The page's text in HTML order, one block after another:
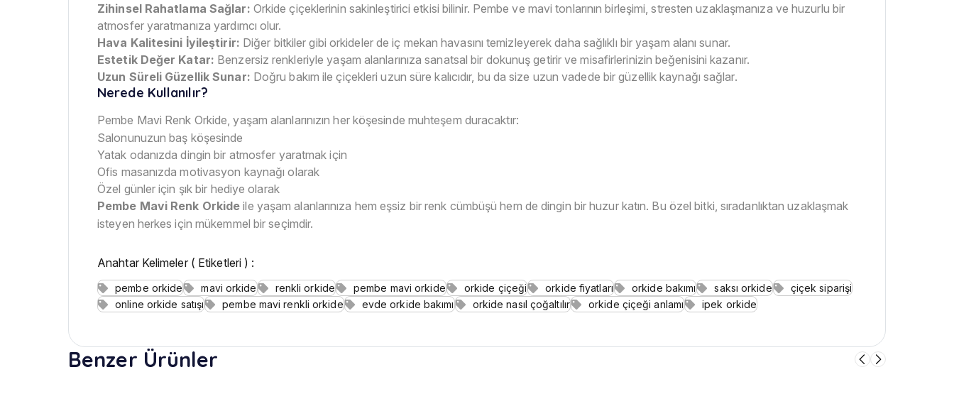
Zihinsel Rahatlama Sağlar: Orkide çiçeklerinin sakinleştirici etkisi bilinir. Pembe ve mavi tonlarının birleşimi, stresten uzaklaşmanıza ve huzurlu bir
atmosfer yaratmanıza yardımcı olur.
Hava Kalitesini İyileştirir: Diğer bitkiler gibi orkideler de iç mekan havasını temizleyerek daha sağlıklı bir yaşam alanı sunar.
Estetik Değer Katar: Benzersiz renkleriyle yaşam alanlarınıza sanatsal bir dokunuş getirir ve misafirlerinizin beğenisini kazanır.
Uzun Süreli Güzellik Sunar: Doğru bakım ile çiçekleri uzun süre kalıcıdır, bu da size uzun vadede bir güzellik kaynağı sağlar.
Nerede Kullanılır?
Pembe Mavi Renk Orkide, yaşam alanlarınızın her köşesinde muhteşem duracaktır:
Salonunuzun baş köşesinde
Yatak odanızda dingin bir atmosfer yaratmak için
Ofis masanızda motivasyon kaynağı olarak
Özel günler için şık bir hediye olarak
Pembe Mavi Renk Orkide ile yaşam alanlarınıza hem eşsiz bir renk cümbüşü hem de dingin bir huzur katın. Bu özel bitki, sıradanlıktan uzaklaşmak
isteyen herkes için mükemmel bir seçimdir.
Anahtar Kelimeler ( Etiketleri ) :
pembe orkide mavi orkide renkli orkide pembe mavi orkide orkide çiçeği orkide fiyatları orkide bakımı saksı orkide
çiçek siparişi
online orkide satışı
pembe mavi renkli orkide evde orkide bakımı orkide nasıl çoğaltılır orkide çiçeği anlamı ipek orkide
Benzer Ürünler